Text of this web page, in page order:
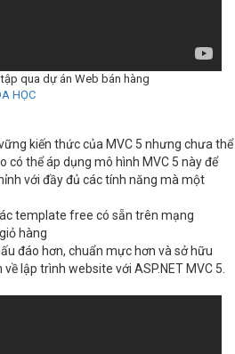
qua dự án Web bán hàng
HỌC
kiến thức của MVC 5 nhưng chưa thể
có thể áp dụng mô hình MVC 5 này để
với đầy đủ các tính năng mà một
template free có sẵn trên mạng
hàng
đáo hơn, chuẩn mực hơn và sở hữu
lập trình website với ASP.NET MVC 5.